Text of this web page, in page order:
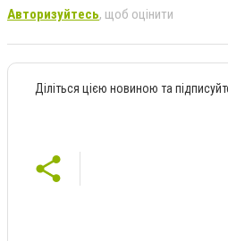
Авторизуйтесь, щоб оцінити
Діліться цією новиною та